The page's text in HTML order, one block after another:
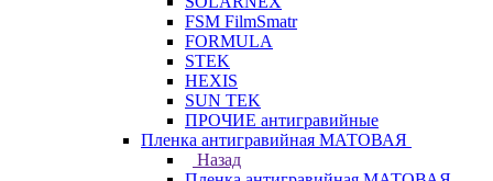
FSM FilmSmatr
FORMULA
STEK
HEXIS
SUN TEK
ПРОЧИЕ антигравийные
Пленка антигравийная МАТОВАЯ
Назад